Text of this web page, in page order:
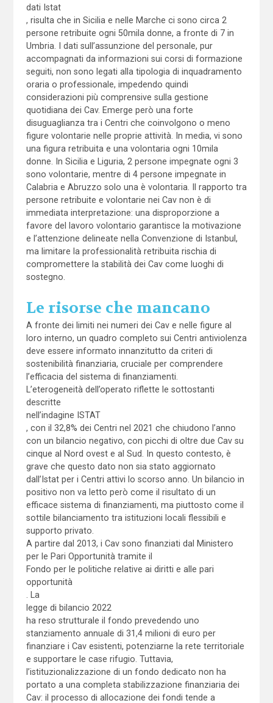
dati Istat
, risulta che in Sicilia e nelle Marche ci sono circa 2
persone retribuite ogni 50mila donne, a fronte di 7 in
Umbria. I dati sull’assunzione del personale, pur
accompagnati da informazioni sui corsi di formazione
seguiti, non sono legati alla tipologia di inquadramento
oraria o professionale, impedendo quindi
considerazioni più comprensive sulla gestione
quotidiana dei Cav. Emerge però una forte
disuguaglianza tra i Centri che coinvolgono o meno
figure volontarie nelle proprie attività. In media, vi sono
una figura retribuita e una volontaria ogni 10mila
donne. In Sicilia e Liguria, 2 persone impegnate ogni 3
sono volontarie, mentre di 4 persone impegnate in
Calabria e Abruzzo solo una è volontaria. Il rapporto tra
persone retribuite e volontarie nei Cav non è di
immediata interpretazione: una disproporzione a
favore del lavoro volontario garantisce la motivazione
e l’attenzione delineate nella Convenzione di Istanbul,
ma limitare la professionalità retribuita rischia di
compromettere la stabilità dei Cav come luoghi di
sostegno.
Le risorse che mancano
A fronte dei limiti nei numeri dei Cav e nelle figure al
loro interno, un quadro completo sui Centri antiviolenza
deve essere informato innanzitutto da criteri di
sostenibilità finanziaria, cruciale per comprendere
l’efficacia del sistema di finanziamenti.
L’eterogeneità dell’operato riflette le sottostanti
descritte
nell’indagine ISTAT
, con il 32,8% dei Centri nel 2021 che chiudono l’anno
con un bilancio negativo, con picchi di oltre due Cav su
cinque al Nord ovest e al Sud. In questo contesto, è
grave che questo dato non sia stato aggiornato
dall’Istat per i Centri attivi lo scorso anno. Un bilancio in
positivo non va letto però come il risultato di un
efficace sistema di finanziamenti, ma piuttosto come il
sottile bilanciamento tra istituzioni locali flessibili e
supporto privato.
A partire dal 2013, i Cav sono finanziati dal Ministero
per le Pari Opportunità tramite il
Fondo per le politiche relative ai diritti e alle pari
opportunità
. La
legge di bilancio 2022
ha reso strutturale il fondo prevedendo uno
stanziamento annuale di 31,4 milioni di euro per
finanziare i Cav esistenti, potenziarne la rete territoriale
e supportare le case rifugio. Tuttavia,
l’istituzionalizzazione di un fondo dedicato non ha
portato a una completa stabilizzazione finanziaria dei
Cav: il processo di allocazione dei fondi tende a